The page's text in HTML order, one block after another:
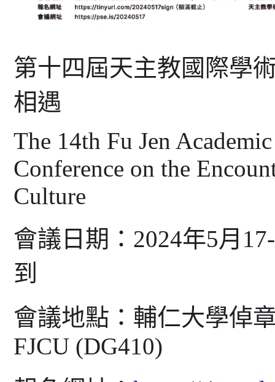
第十四屆天主教國際學
相遇
The 14th Fu Jen
Conference on the
Culture
會議日期： 2024年5月
到
會議地點：輔仁大學倬
FJCU (DG410)